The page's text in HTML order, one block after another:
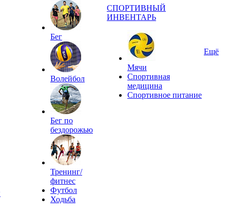
Бег
Волейбол
Бег по
бездорожью
Тренинг/
фитнес
Футбол
Ходьба
СПОРТИВНЫЙ
ИНВЕНТАРЬ
Мячи
Спортивная
медицина
Спортивное питание
Ещё